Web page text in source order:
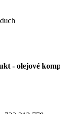
- olejové